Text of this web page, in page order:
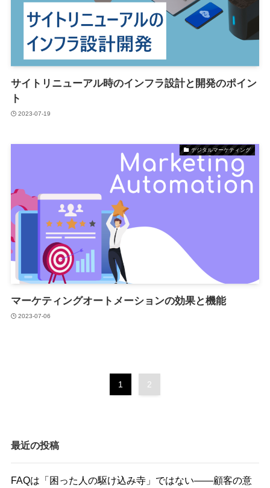
サイトリニューアル時のインフラ設計と開発のポイン
ト
2023-07-19
デジタルマーケティング
マーケティングオートメーションの効果と機能
2023-07-06
1 2
最近の投稿
FAQは「困った人の駆け込み寺」ではない――顧客の意